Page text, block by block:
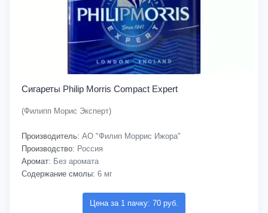
Сигареты Philip Morris Compact Expert
(Филипп Морис Эксперт)
Производитель: АО "Филип Моррис Ижора"
Производство: Россия
Аромат: Без аромата
Содержание смолы: 6 мг
Цена за 1 пачку: 70 руб.